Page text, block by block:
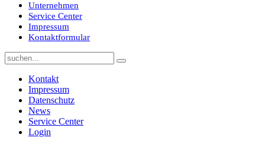
Unternehmen
Service Center
Impressum
Kontaktformular
Kontakt
Impressum
Datenschutz
News
Service Center
Login